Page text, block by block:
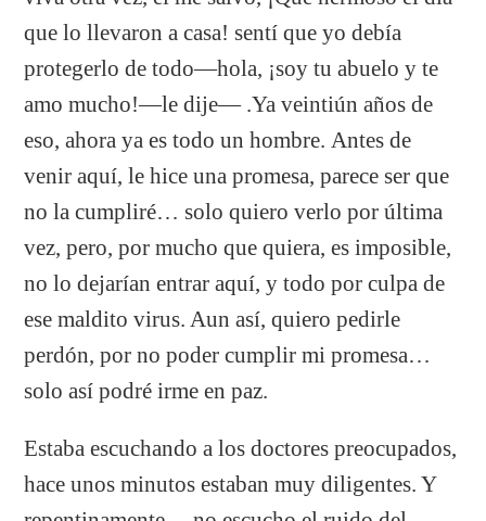
que lo llevaron a casa! sentí que yo debía
protegerlo de todo—hola, ¡soy tu abuelo y te
amo mucho!—le dije— .Ya veintiún años de
eso, ahora ya es todo un hombre. Antes de
venir aquí, le hice una promesa, parece ser que
no la cumpliré… solo quiero verlo por última
vez, pero, por mucho que quiera, es imposible,
no lo dejarían entrar aquí, y todo por culpa de
ese maldito virus. Aun así, quiero pedirle
perdón, por no poder cumplir mi promesa…
solo así podré irme en paz.
Estaba escuchando a los doctores preocupados,
hace unos minutos estaban muy diligentes. Y